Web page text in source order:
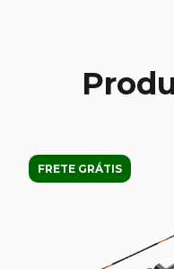
FRETE GRÁTIS